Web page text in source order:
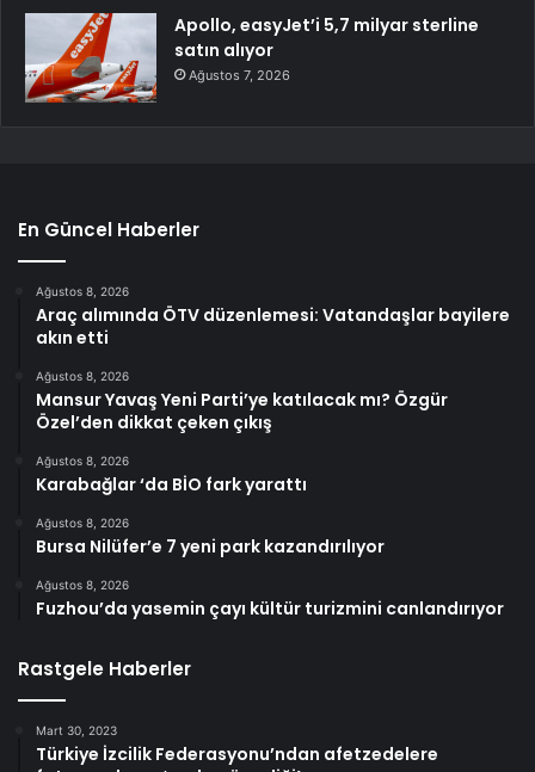
Apollo, easyJet’i 5,7 milyar sterline
satın alıyor
Ağustos 7, 2026
En Güncel Haberler
Ağustos 8, 2026
Araç alımında ÖTV düzenlemesi: Vatandaşlar bayilere
akın etti
Ağustos 8, 2026
Mansur Yavaş Yeni Parti’ye katılacak mı? Özgür
Özel’den dikkat çeken çıkış
Ağustos 8, 2026
Karabağlar ‘da BİO fark yarattı
Ağustos 8, 2026
Bursa Nilüfer’e 7 yeni park kazandırılıyor
Ağustos 8, 2026
Fuzhou’da yasemin çayı kültür turizmini canlandırıyor
Rastgele Haberler
Mart 30, 2023
Türkiye İzcilik Federasyonu’ndan afetzedelere